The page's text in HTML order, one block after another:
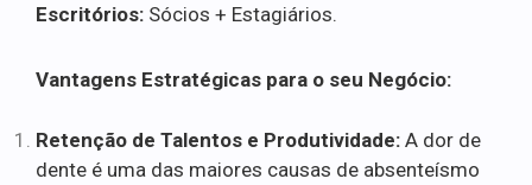
Escritórios: Sócios + Estagiários.
Vantagens Estratégicas para o seu Negócio:
Retenção de Talentos e Produtividade: A dor de
dente é uma das maiores causas de absenteísmo